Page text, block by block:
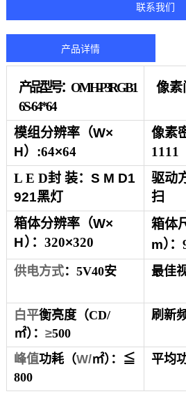
联系我们
产品详情
产品型号： O M H -P 3R G B 1
6 S - 6 4 * 6 4
像素
模组分辨率（W×
H） :64×64
像素
1111
L E D封 装： S M D1
921黑灯
驱动
扫
箱体分辨率（W×
H） ： 320×320
箱体
m） ：
供电方式：5V40安 最佳
白平衡亮度（CD/
㎡） ： ≥500
刷新
峰值功耗（W/㎡） ：≦
800
平均